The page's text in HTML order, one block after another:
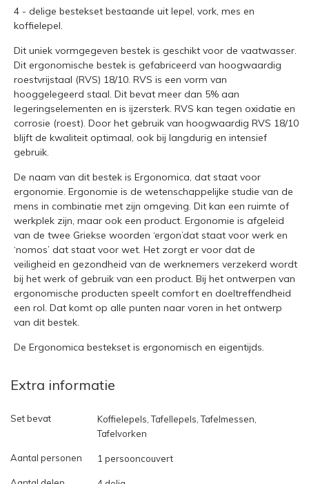
4 - delige bestekset bestaande uit lepel, vork, mes en
koffielepel.
Dit uniek vormgegeven bestek is geschikt voor de vaatwasser.
Dit ergonomische bestek is gefabriceerd van hoogwaardig
roestvrijstaal (RVS) 18/10. RVS is een vorm van
hooggelegeerd staal. Dit bevat meer dan 5% aan
legeringselementen en is ijzersterk. RVS kan tegen oxidatie en
corrosie (roest). Door het gebruik van hoogwaardig RVS 18/10
blijft de kwaliteit optimaal, ook bij langdurig en intensief
gebruik.
De naam van dit bestek is Ergonomica, dat staat voor
ergonomie. Ergonomie is de wetenschappelijke studie van de
mens in combinatie met zijn omgeving. Dit kan een ruimte of
werkplek zijn, maar ook een product. Ergonomie is afgeleid
van de twee Griekse woorden ‘ergon’dat staat voor werk en
‘nomos’ dat staat voor wet. Het zorgt er voor dat de
veiligheid en gezondheid van de werknemers verzekerd wordt
bij het werk of gebruik van een product. Bij het ontwerpen van
ergonomische producten speelt comfort en doeltreffendheid
een rol. Dat komt op alle punten naar voren in het ontwerp
van dit bestek.
De Ergonomica bestekset is ergonomisch en eigentijds.
Extra informatie
Set bevat
Koffielepels, Tafellepels, Tafelmessen,
Tafelvorken
Aantal personen 1 persooncouvert